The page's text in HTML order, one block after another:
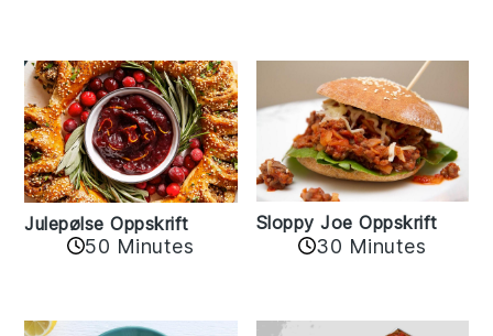
Julepølse Oppskrift
50 Minutes
Sloppy Joe Oppskrift
30 Minutes